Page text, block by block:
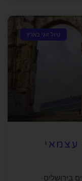
טיול זוגי בארץ
עצמאי
בירושלים-